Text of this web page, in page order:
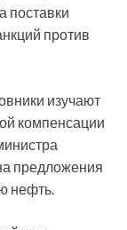
поставки
против
изучают
компенсации
предложения
нефть.